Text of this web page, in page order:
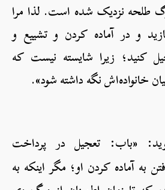
طلحه نزدیک شده است. لذا مرا
و در آماده کردن و تشییع و
کنید؛ زیرا شایسته‌ نیست که
خانواده‌اش نگه داشته شود».
«باب: تعجیل در پرداخت
به آماده کردن او؛ مگر اینکه به